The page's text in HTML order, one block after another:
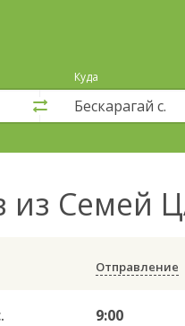
Куда
из Семей
Отправление
9:00